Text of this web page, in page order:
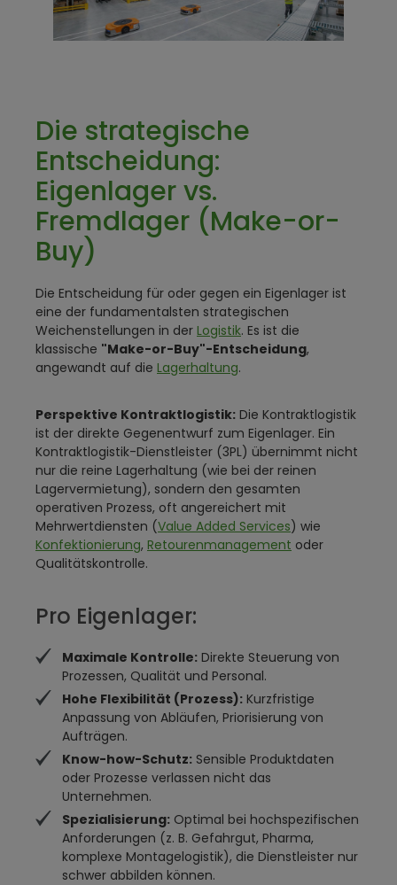
Die strategische
Entscheidung:
Eigenlager vs.
Fremdlager (Make-or-
Buy)
Die Entscheidung für oder gegen ein Eigenlager ist
eine der fundamentalsten strategischen
Weichenstellungen in der Logistik. Es ist die
klassische "Make-or-Buy"-Entscheidung,
angewandt auf die Lagerhaltung.
Perspektive Kontraktlogistik: Die Kontraktlogistik
ist der direkte Gegenentwurf zum Eigenlager. Ein
Kontraktlogistik-Dienstleister (3PL) übernimmt nicht
nur die reine Lagerhaltung (wie bei der reinen
Lagervermietung), sondern den gesamten
operativen Prozess, oft angereichert mit
Mehrwertdiensten (Value Added Services) wie
Konfektionierung, Retourenmanagement oder
Qualitätskontrolle.
Pro Eigenlager:
Maximale Kontrolle: Direkte Steuerung von
Prozessen, Qualität und Personal.
Hohe Flexibilität (Prozess): Kurzfristige
Anpassung von Abläufen, Priorisierung von
Aufträgen.
Know-how-Schutz: Sensible Produktdaten
oder Prozesse verlassen nicht das
Unternehmen.
Spezialisierung: Optimal bei hochspezifischen
Anforderungen (z. B. Gefahrgut, Pharma,
komplexe Montagelogistik), die Dienstleister nur
schwer abbilden können.